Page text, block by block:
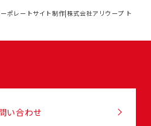
ポレートサイト制作|株式会社アリウープ ト
い合わせ